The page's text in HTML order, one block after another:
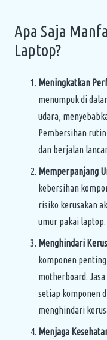
Apa Saja
Laptop?
Meningkatkan
menumpuk di
udara,
Pembersihan
dan berjalan
Memperpanjang
kebersihan
risiko kerusakan
umur pakai laptop.
Menghindari
komponen
motherboard.
setiap komponen
menghindari
Menjaga